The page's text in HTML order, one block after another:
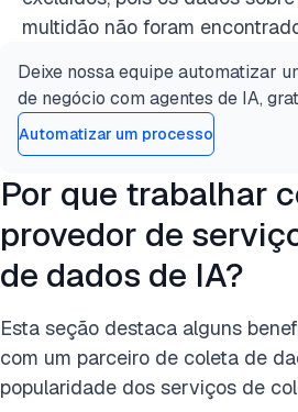
multidão não foram
Deixe nossa equipe automatizar
de negócio com agentes de IA,
Automatizar um processo
Por que trabalhar
provedor de
de dados de IA?
Esta seção destaca alguns
com um parceiro de coleta de
popularidade dos serviços de